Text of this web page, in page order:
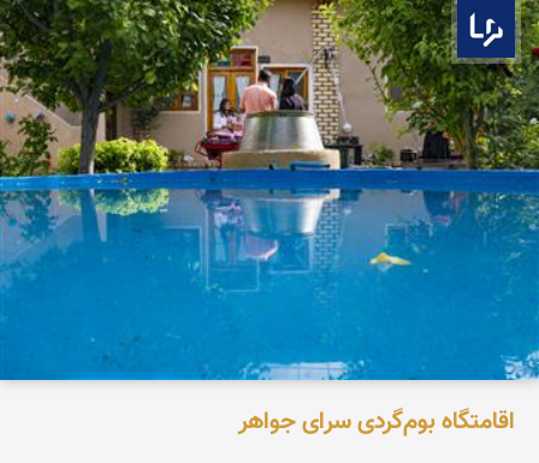
بوم ما
اقامتگاه بوم‌گردی سرای جواهر